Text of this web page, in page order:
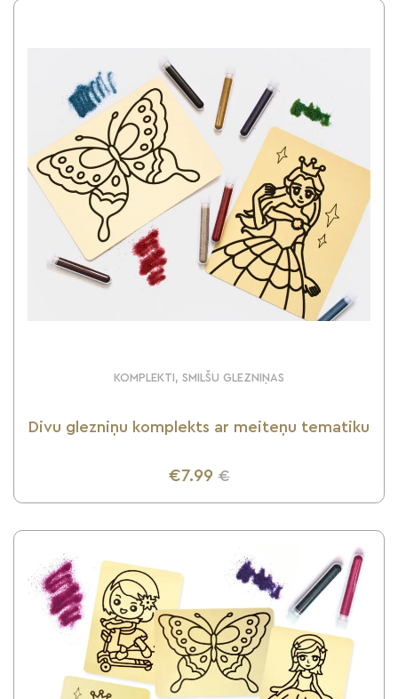
KOMPLEKTI, SMILŠU GLEZNIŅAS
Divu glezniņu komplekts ar meiteņu tematiku
€7.99 €
UZZINI VAIRĀK